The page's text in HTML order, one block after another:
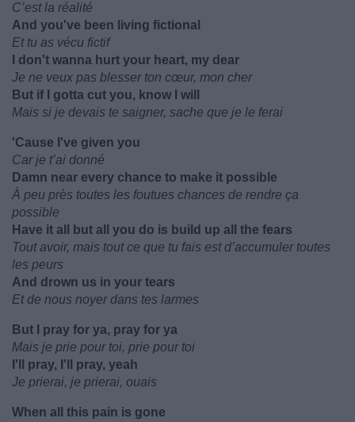
C’est la réalité
And you've been living fictional
Et tu as vécu fictif
I don't wanna hurt your heart, my dear
Je ne veux pas blesser ton cœur, mon cher
But if I gotta cut you, know I will
Mais si je devais te saigner, sache que je le ferai
'Cause I've given you
Car je t’ai donné
Damn near every chance to make it possible
À peu près toutes les foutues chances de rendre ça
possible
Have it all but all you do is build up all the fears
Tout avoir, mais tout ce que tu fais est d’accumuler toutes
les peurs
And drown us in your tears
Et de nous noyer dans tes larmes
But I pray for ya, pray for ya
Mais je prie pour toi, prie pour toi
I'll pray, I'll pray, yeah
Je prierai, je prierai, ouais
When all this pain is gone